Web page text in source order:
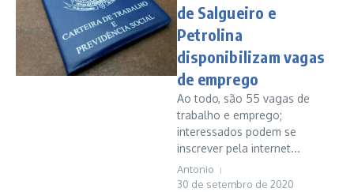
de Salgueiro e
Petrolina
disponibilizam vagas
de emprego
Ao todo, são 55 vagas de
trabalho e emprego;
interessados podem se
inscrever pela internet...
Antonio
30 de setembro de 2020